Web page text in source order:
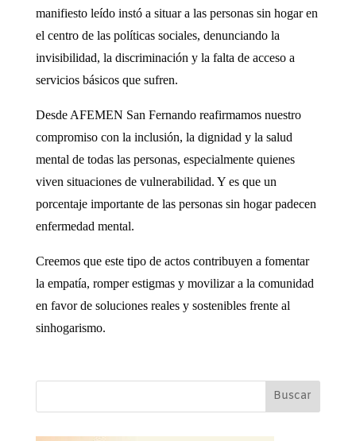
manifiesto leído instó a situar a las personas sin hogar en
el centro de las políticas sociales, denunciando la
invisibilidad, la discriminación y la falta de acceso a
servicios básicos que sufren.
Desde AFEMEN San Fernando reafirmamos nuestro
compromiso con la inclusión, la dignidad y la salud
mental de todas las personas, especialmente quienes
viven situaciones de vulnerabilidad. Y es que un
porcentaje importante de las personas sin hogar padecen
enfermedad mental.
Creemos que este tipo de actos contribuyen a fomentar
la empatía, romper estigmas y movilizar a la comunidad
en favor de soluciones reales y sostenibles frente al
sinhogarismo.